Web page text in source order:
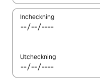
Incheckning
Utcheckning